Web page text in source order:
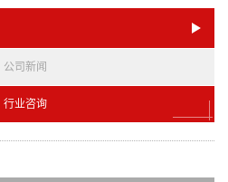
公司新闻
行业咨询